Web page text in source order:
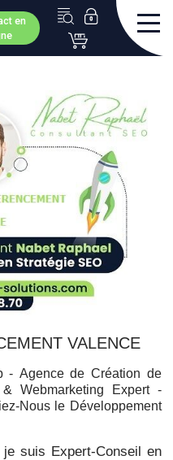
en
VALENCE
- Agence de Création de
Webmarketing Expert -
Nous le Développement
suis Expert-Conseil en